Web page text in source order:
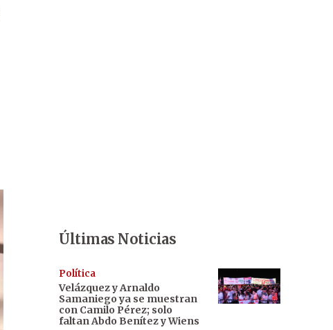
Últimas Noticias
Política
Velázquez y Arnaldo
Samaniego ya se muestran
con Camilo Pérez; solo
faltan Abdo Benítez y Wiens